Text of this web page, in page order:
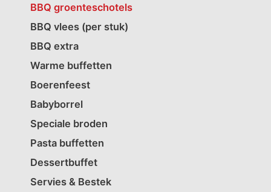
BBQ groenteschotels
BBQ vlees (per stuk)
BBQ extra
Warme buffetten
Boerenfeest
Babyborrel
Speciale broden
Pasta buffetten
Dessertbuffet
Servies & Bestek